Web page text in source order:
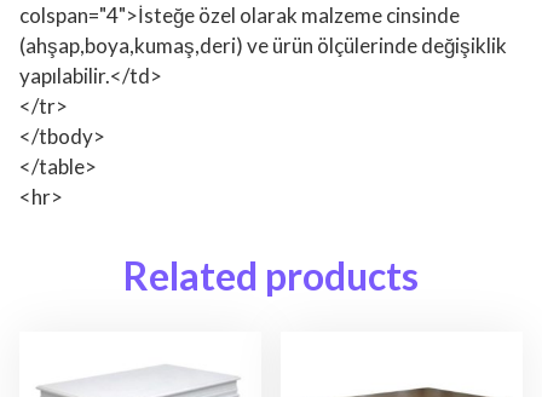
colspan="4">İsteğe özel olarak malzeme cinsinde
(ahşap,boya,kumaş,deri) ve ürün ölçülerinde değişiklik
yapılabilir.</td>
</tr>
</tbody>
</table>
<hr>
Related products